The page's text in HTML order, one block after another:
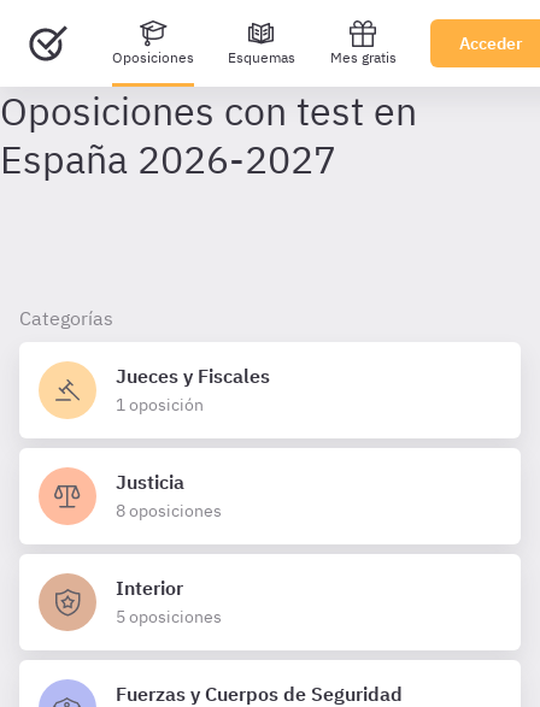
Oposiciones Esquemas Mes gratis
Acceder
Categorías
Jueces y Fiscales
1 oposición
Justicia
8 oposiciones
Interior
5 oposiciones
Fuerzas y Cuerpos de Seguridad